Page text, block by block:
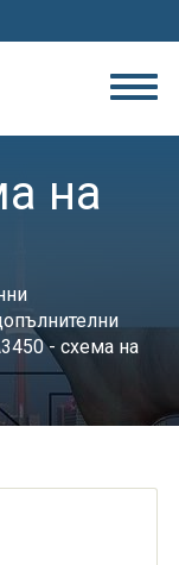
на
- схема на